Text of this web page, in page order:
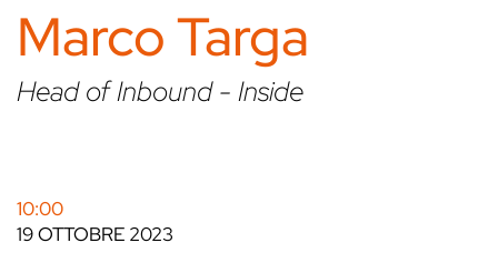
Marco Targa
Head of Inbound - Inside
10:00
19 OTTOBRE 2023